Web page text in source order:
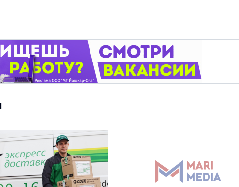
Ямаев о премьере в театре
«Для меня не бывает
18 марта 11:05
кто собственник